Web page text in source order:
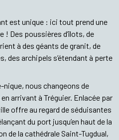
est unique : ici tout prend une
! Des poussières d’îlots, de
à des géants de granit, de
des archipels s’étendant à perte
nous changeons de
arrivant à Tréguier. Enlacée par
offre au regard de séduisantes
du port jusqu’en haut de la
de la cathédrale Saint-Tugdual,